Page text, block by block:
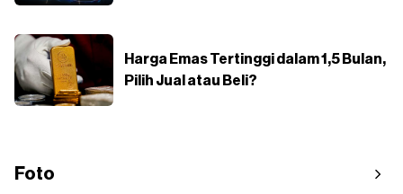
Harga Emas Tertinggi dalam 1,5 Bulan,
Pilih Jual atau Beli?
Foto